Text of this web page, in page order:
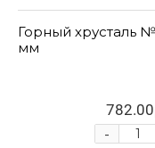
Горный хрусталь
мм
-